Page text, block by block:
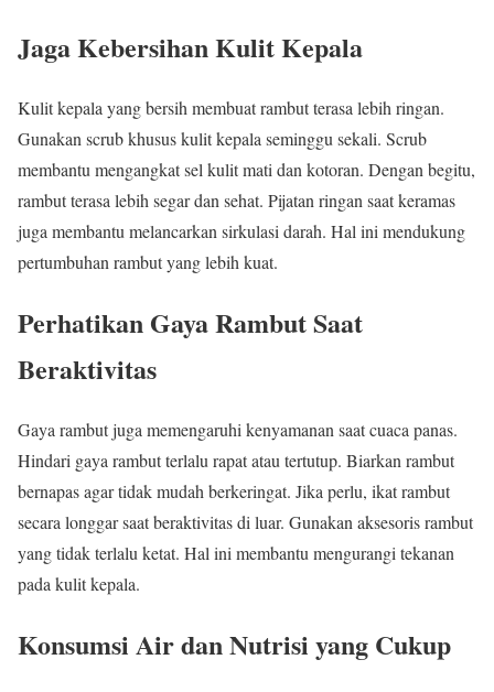
Jaga Kebersihan Kulit Kepala
Kulit kepala yang bersih membuat rambut terasa lebih ringan.
Gunakan scrub khusus kulit kepala seminggu sekali. Scrub
membantu mengangkat sel kulit mati dan kotoran. Dengan begitu,
rambut terasa lebih segar dan sehat. Pijatan ringan saat keramas
juga membantu melancarkan sirkulasi darah. Hal ini mendukung
pertumbuhan rambut yang lebih kuat.
Perhatikan Gaya Rambut Saat
Beraktivitas
Gaya rambut juga memengaruhi kenyamanan saat cuaca panas.
Hindari gaya rambut terlalu rapat atau tertutup. Biarkan rambut
bernapas agar tidak mudah berkeringat. Jika perlu, ikat rambut
secara longgar saat beraktivitas di luar. Gunakan aksesoris rambut
yang tidak terlalu ketat. Hal ini membantu mengurangi tekanan
pada kulit kepala.
Konsumsi Air dan Nutrisi yang Cukup